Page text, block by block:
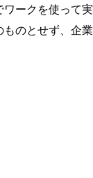
ークを使って
のとせず、企